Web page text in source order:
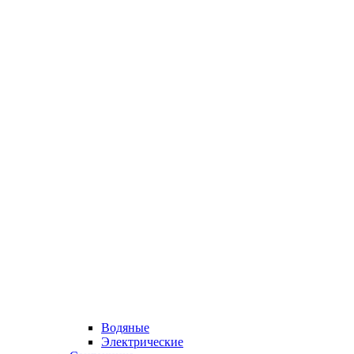
Водяные
Электрические